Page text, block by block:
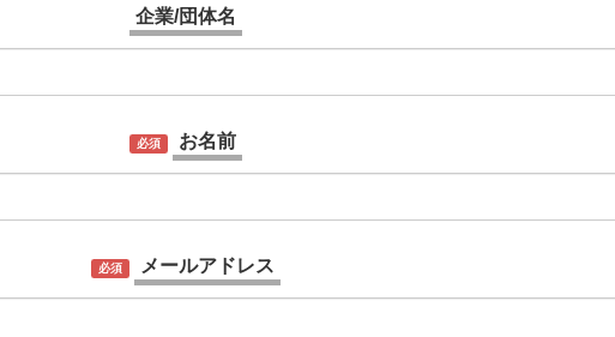
企業/団体名
必須 お名前
必須 メールアドレス